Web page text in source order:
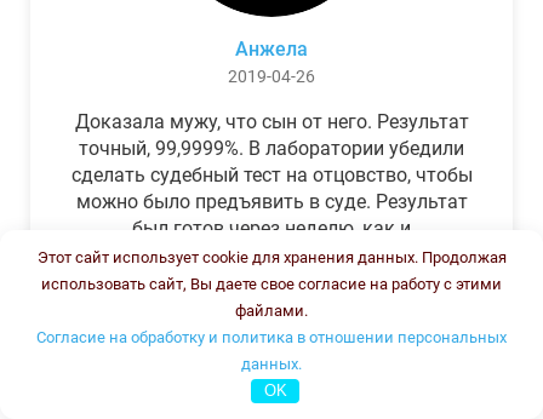
Анжела
2019-04-26
Доказала мужу, что сын от него. Результат
точный, 99,9999%. В лаборатории убедили
сделать судебный тест на отцовство, чтобы
можно было предъявить в суде. Результат
был готов через неделю, как и
обещали.Теперь муж бегает и извиняется.
Этот сайт использует cookie для хранения данных. Продолжая
использовать сайт, Вы даете свое согласие на работу с этими
файлами.
Согласие на обработку и политика в отношении персональных
данных.
OK